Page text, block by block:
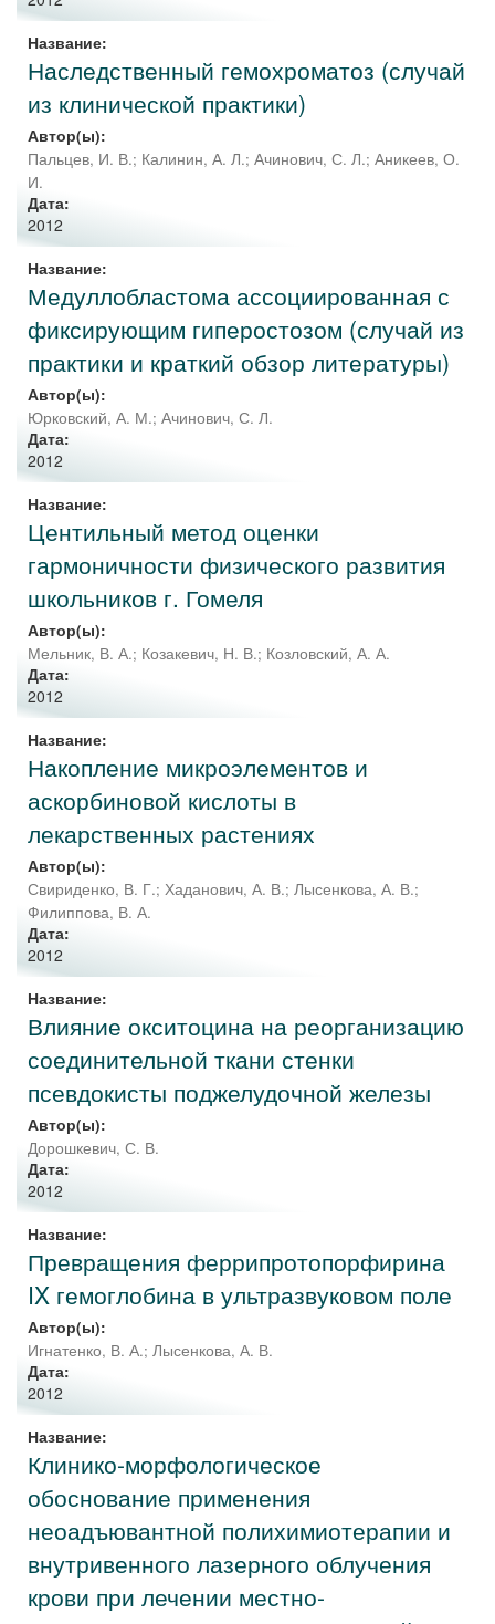
Название:
Наследственный гемохроматоз (случай
из клинической практики)
Автор(ы):
Пальцев, И. В.; Калинин, А. Л.; Ачинович, С. Л.; Аникеев, О.
И.
Дата:
2012
Название:
Медуллобластома ассоциированная с
фиксирующим гиперостозом (случай из
практики и краткий обзор литературы)
Автор(ы):
Юрковский, А. М.; Ачинович, С. Л.
Дата:
2012
Название:
Центильный метод оценки
гармоничности физического развития
школьников г. Гомеля
Автор(ы):
Мельник, В. А.; Козакевич, Н. В.; Козловский, А. А.
Дата:
2012
Название:
Накопление микроэлементов и
аскорбиновой кислоты в
лекарственных растениях
Автор(ы):
Свириденко, В. Г.; Хаданович, А. В.; Лысенкова, А. В.;
Филиппова, В. А.
Дата:
2012
Название:
Влияние окситоцина на реорганизацию
соединительной ткани стенки
псевдокисты поджелудочной железы
Автор(ы):
Дорошкевич, С. В.
Дата:
2012
Название:
Превращения феррипротопорфирина
IX гемоглобина в ультразвуковом поле
Автор(ы):
Игнатенко, В. А.; Лысенкова, А. В.
Дата:
2012
Название:
Клинико-морфологическое
обоснование применения
неоадъювантной полихимиотерапии и
внутривенного лазерного облучения
крови при лечении местно-